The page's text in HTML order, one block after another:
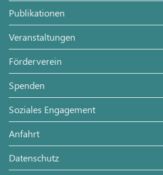
Publikationen
Veranstaltungen
Förderverein
Spenden
Soziales Engagement
Anfahrt
Datenschutz